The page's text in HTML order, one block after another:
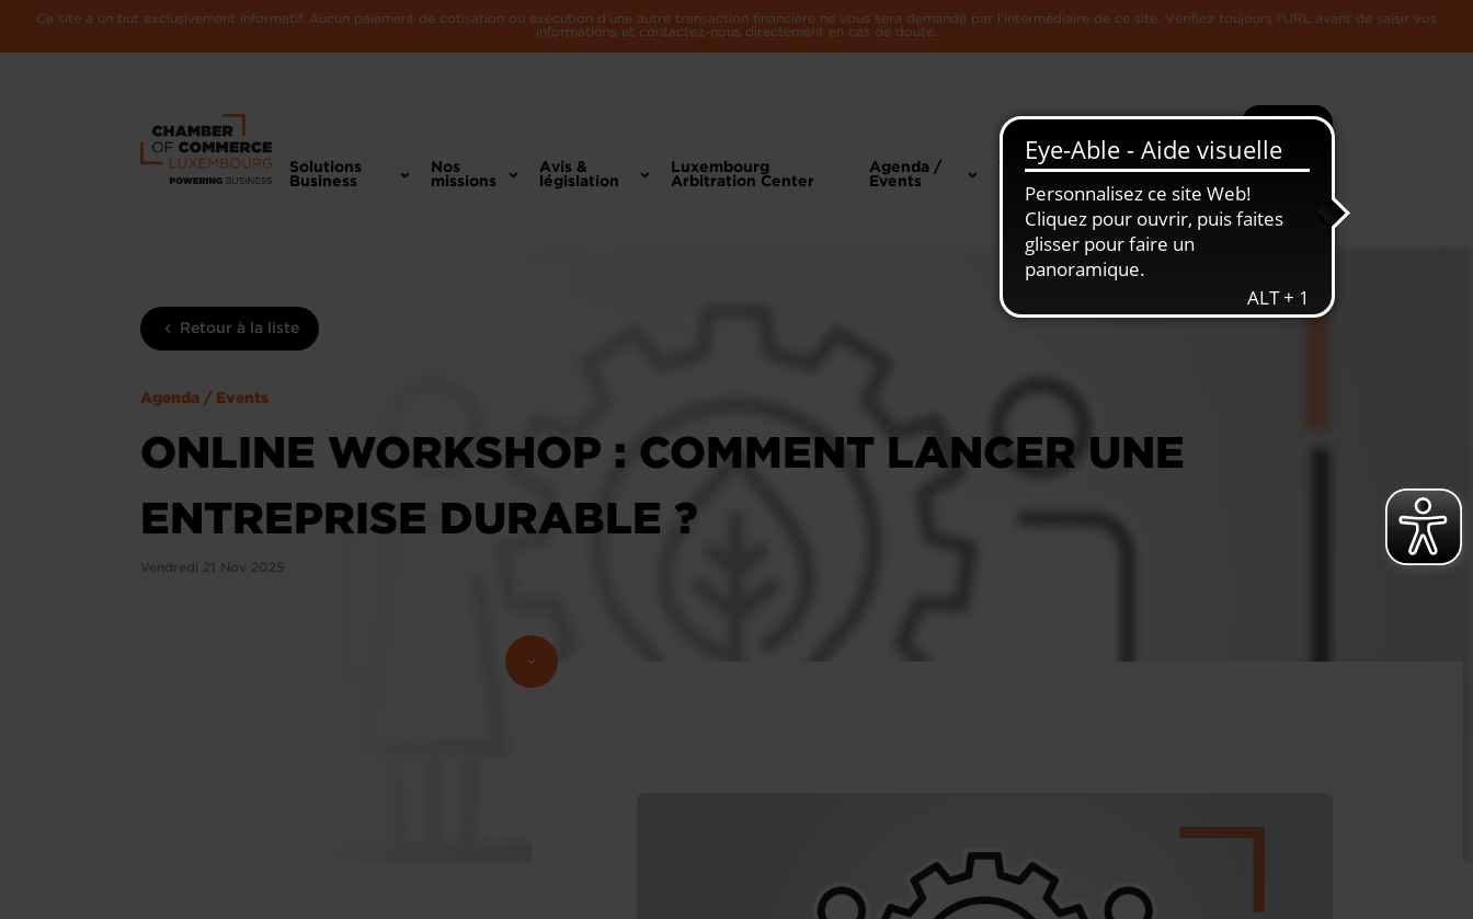
Ce site a un but exclusivement informatif. Aucun paiement de cotisation ou exécution d'une autre transaction financière ne vous sera demandé par l'intermédiaire de ce site. Vérifiez toujours l'URL avant de saisir vos
informations et contactez-nous directement en cas de doute.
Recherche Plus
Solutions
Business
Nos
missions
Avis &
législation
Luxembourg
Arbitration Center
Agenda /
Events
Toute
L'Economie
Retour à la liste
Agenda / Events
ONLINE WORKSHOP : COMMENT LANCER UNE
ENTREPRISE DURABLE ?
Vendredi 21 Nov 2025